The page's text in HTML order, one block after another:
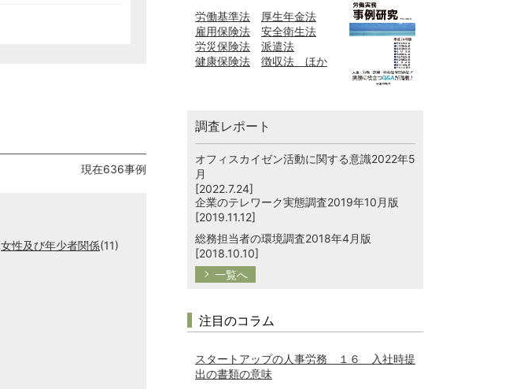
現在636事例
女性及び年少者関係(11)
労働基準法
厚生年金法
雇用保険法
安全衛生法
労災保険法
派遣法
健康保険法
徴収法 ほか
調査レポート
オフィスカイゼン活動に関する意識2022年5
月
[2022.7.24]
企業のテレワーク実態調査2019年10月版
[2019.11.12]
総務担当者の環境調査2018年4月版
[2018.10.10]
一覧へ
注目のコラム
スタートアップの人事労務 １６ 入社時提
出の書類の意味